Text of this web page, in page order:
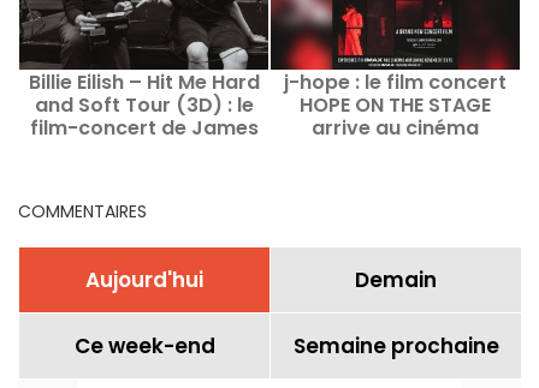
Billie Eilish – Hit Me Hard
and Soft Tour (3D) : le
film-concert de James
j-hope : le film concert
HOPE ON THE STAGE
arrive au cinéma
COMMENTAIRES
Aujourd'hui Demain
Ce week-end Semaine prochaine